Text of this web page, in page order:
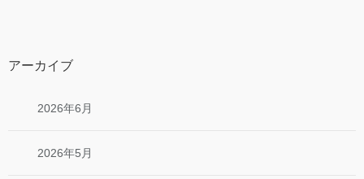
アーカイブ
2026年6月
2026年5月